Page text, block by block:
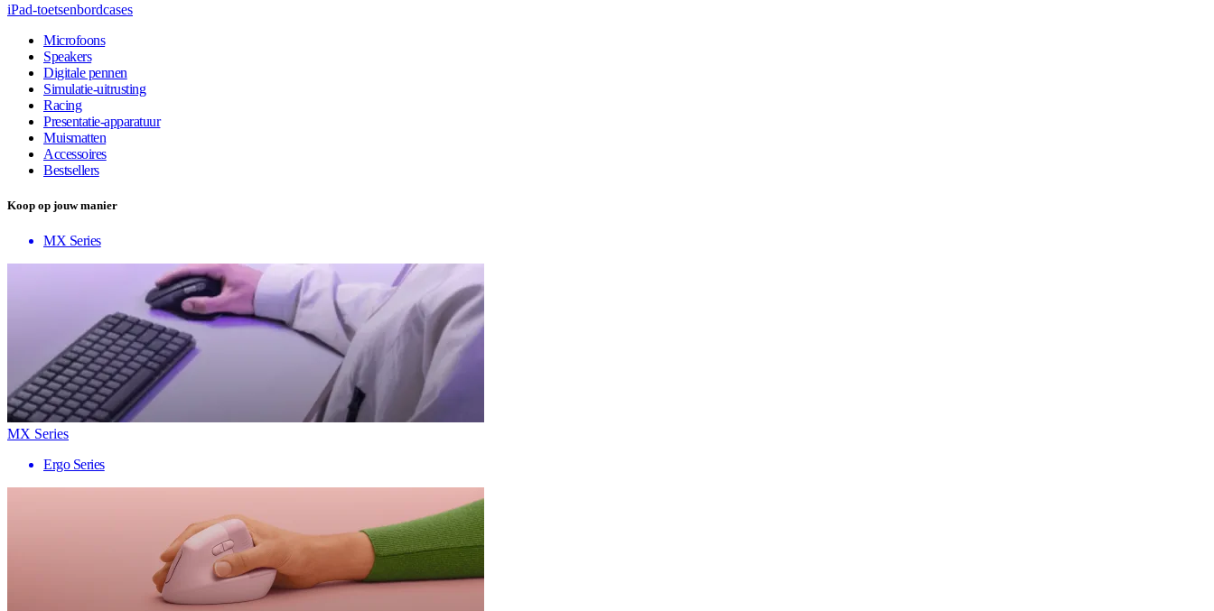
iPad-toetsenbordcases
Microfoons
Speakers
Digitale pennen
Simulatie-uitrusting
Racing
Presentatie-apparatuur
Muismatten
Accessoires
Bestsellers
Koop op jouw manier
MX Series
MX Series
Ergo Series